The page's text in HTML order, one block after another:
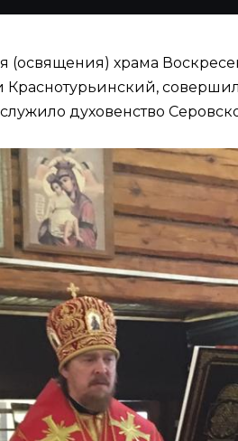
(освящения) храма
духовенство